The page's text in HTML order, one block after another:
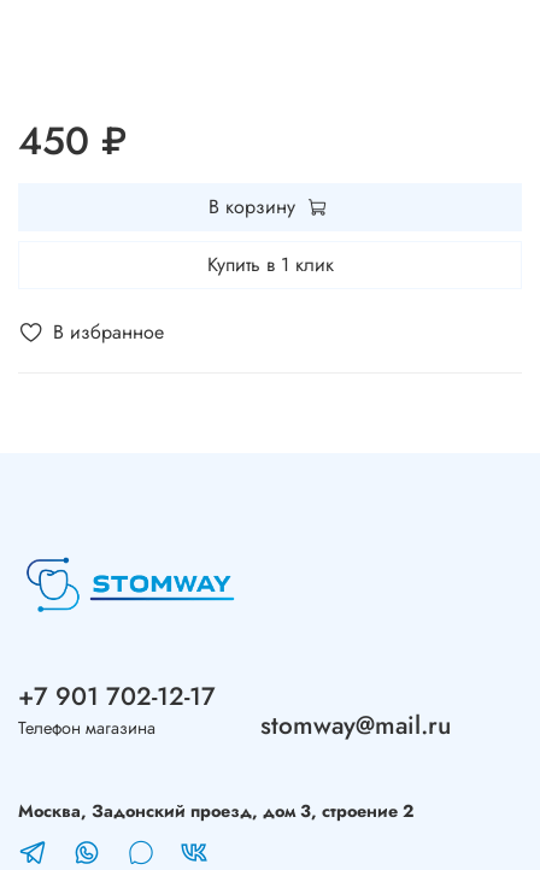
В избранное
450 ₽
В корзину
Купить в 1 клик
+7 901 702-12-17
Телефон магазина stomway@mail.ru
Москва, Задонский проезд, дом 3, строение 2